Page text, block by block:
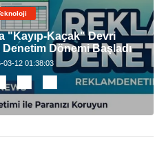
"Kayıp-Kaçak" Devri
Denetim Dönemi Başladı
03-12 01:38:03